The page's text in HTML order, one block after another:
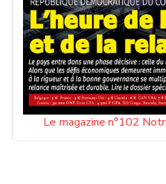
Le magazine n°102